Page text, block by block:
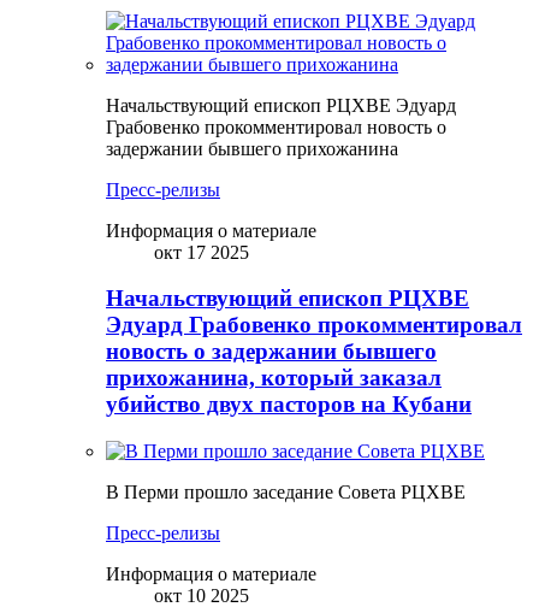
Начальствующий епископ РЦХВЕ Эдуард
Грабовенко прокомментировал новость о
задержании бывшего прихожанина
Пресс-релизы
Информация о материале
окт 17 2025
Начальствующий епископ РЦХВЕ
Эдуард Грабовенко прокомментировал
новость о задержании бывшего
прихожанина, который заказал
убийство двух пасторов на Кубани
В Перми прошло заседание Совета РЦХВЕ
Пресс-релизы
Информация о материале
окт 10 2025